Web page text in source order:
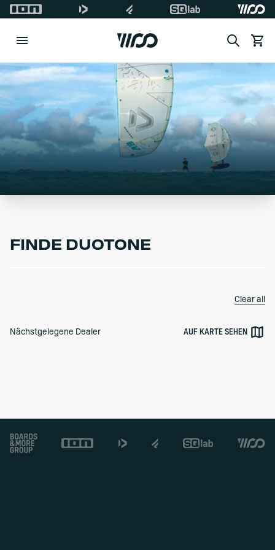
Search
FINDE DUOTONE
Clear all
Nächstgelegene Dealer AUF KARTE SEHEN
Footer